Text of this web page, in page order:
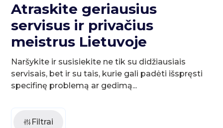
Atraskite geriausius
servisus ir privačius
meistrus Lietuvoje
Naršykite ir susisiekite ne tik su didžiausiais
servisais, bet ir su tais, kurie gali padėti išspręsti
specifinę problemą ar gedimą...
Filtrai